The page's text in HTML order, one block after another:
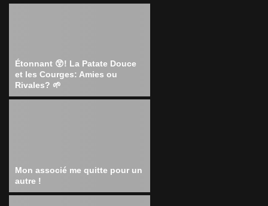
Étonnant 😲! La Patate Douce
et les Courges: Amies ou
Rivales? 🌱
Mon associé me quitte pour un
autre !